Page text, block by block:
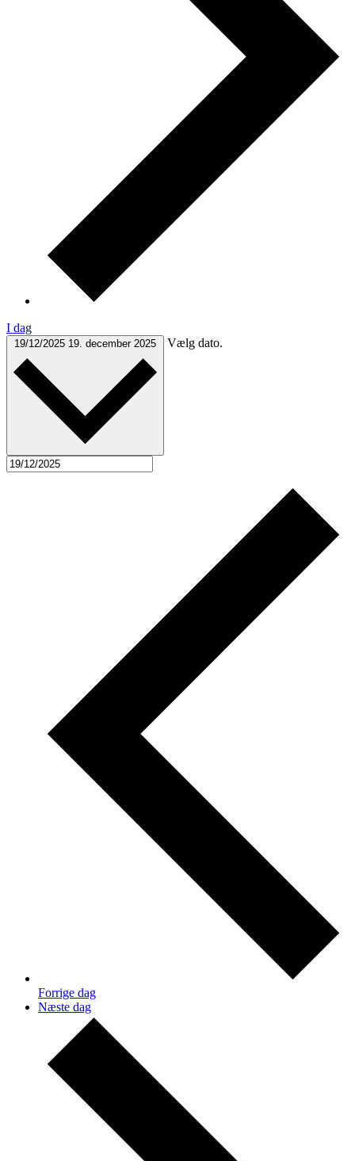
I dag
19/12/2025 19. december 2025 Vælg dato.
Forrige dag
Næste dag